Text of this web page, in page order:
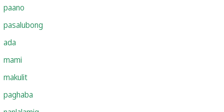
paano
pasalubong
ada
mami
makulit
paghaba